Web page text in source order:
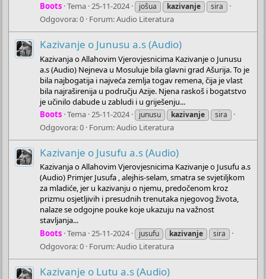
Boots Tema 25-11-2024 jošua kazivanje sira
Odgovora: 0 Forum:Audio Literatura
Kazivanje o Junusu a.s (Audio)
Kazivanja o Allahovim Vjerovjesnicima Kazivanje o Junusu
a.s (Audio) Nejneva u Mosuluje bila glavni grad Ašurija. To je
bila najbogatija i najveća zemlja togav remena, čija je vlast
bila najraširenija u području Azije. Njena raskoš i bogatstvo
je učinilo dabude u zabludi i u griješenju...
Boots Tema 25-11-2024 junusu kazivanje sira
Odgovora: 0 Forum:Audio Literatura
Kazivanje o Jusufu a.s (Audio)
Kazivanja o Allahovim Vjerovjesnicima Kazivanje o Jusufu a.s
(Audio) Primjer Jusufa , alejhis-selam, smatra se svjetiljkom
za mladiće, jer u kazivanju o njemu, predočenom kroz
prizmu osjetljivih i presudnih trenutaka njegovog života,
nalaze se odgojne pouke koje ukazuju na važnost
stavljanja...
Boots Tema 25-11-2024 jusufu kazivanje sira
Odgovora: 0 Forum:Audio Literatura
Kazivanje o Lutu a.s (Audio)